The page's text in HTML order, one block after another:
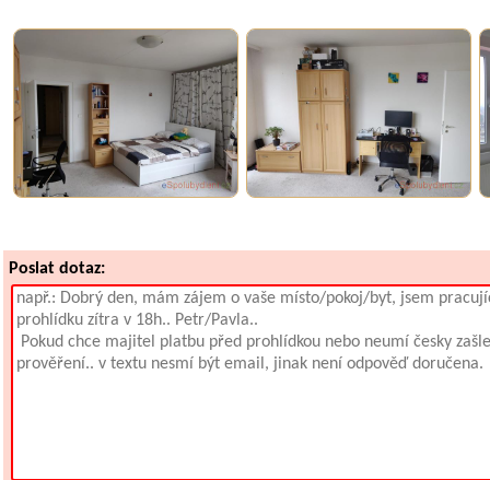
Poslat dotaz: